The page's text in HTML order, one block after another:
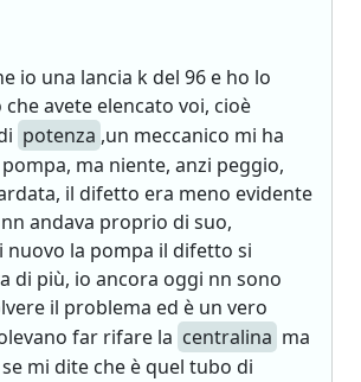
io una lancia k del 96 e ho lo
avete elencato voi, cioè
potenza ,un meccanico mi ha
ma niente, anzi peggio,
il difetto era meno evidente
andava proprio di suo,
nuovo la pompa il difetto si
di più, io ancora oggi nn sono
il problema ed è un vero
far rifare la centralina ma
mi dite che è quel tubo di